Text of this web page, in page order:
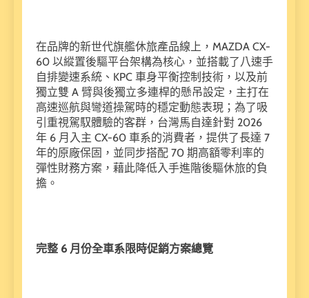
在品牌的新世代旗艦休旅產品線上，MAZDA CX-
60 以縱置後驅平台架構為核心，並搭載了八速手
自排變速系統、KPC 車身平衡控制技術，以及前
獨立雙 A 臂與後獨立多連桿的懸吊設定，主打在
高速巡航與彎道操駕時的穩定動態表現；為了吸
引重視駕馭體驗的客群，台灣馬自達針對 2026
年 6 月入主 CX-60 車系的消費者，提供了長達 7
年的原廠保固，並同步搭配 70 期高額零利率的
彈性財務方案，藉此降低入手進階後驅休旅的負
擔。
完整 6 月份全車系限時促銷方案總覽